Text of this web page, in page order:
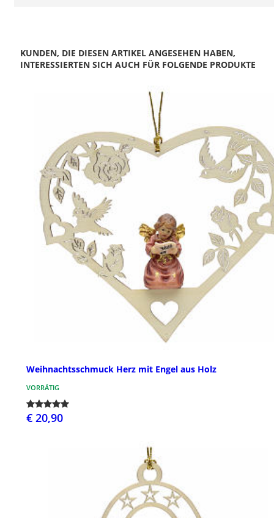
KUNDEN, DIE DIESEN ARTIKEL ANGESEHEN HABEN,
INTERESSIERTEN SICH AUCH FÜR FOLGENDE PRODUKTE
Weihnachtsschmuck Herz mit Engel aus Holz
VORRÄTIG
€ 20,90